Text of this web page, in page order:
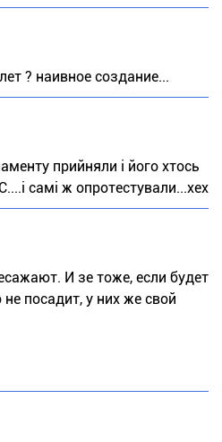
? наивное создание...
прийняли і його хтось
самі ж опротестували...хех
И зе тоже, если будет
посадит, у них же свой